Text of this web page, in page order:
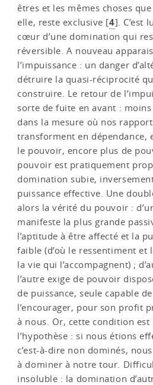
êtres et les mêmes choses
elle, reste exclusive [4] .
cœur d’une domination qui
réversible. A nouveau
l’impuissance : un danger
détruire la quasi-réciprocité
construire. Le retour de
sorte de fuite en avant :
dans la mesure où nos
transforment en dépendance,
le pouvoir, encore plus de
pouvoir est pratiquement
domination subie,
puissance effective. Une
alors la vérité du pouvoir :
manifeste la plus grande
l’aptitude à être affecté et la
faible (d’où le ressentiment et
la vie qui l’accompagnent) ;
l’autre exige de pouvoir
de puissance, seule capable
l’encourager, pour son profit
à nous. Or, cette condition est
l’hypothèse : si nous étions
c’est-à-dire non dominés,
à dominer à notre tour.
insoluble : la domination